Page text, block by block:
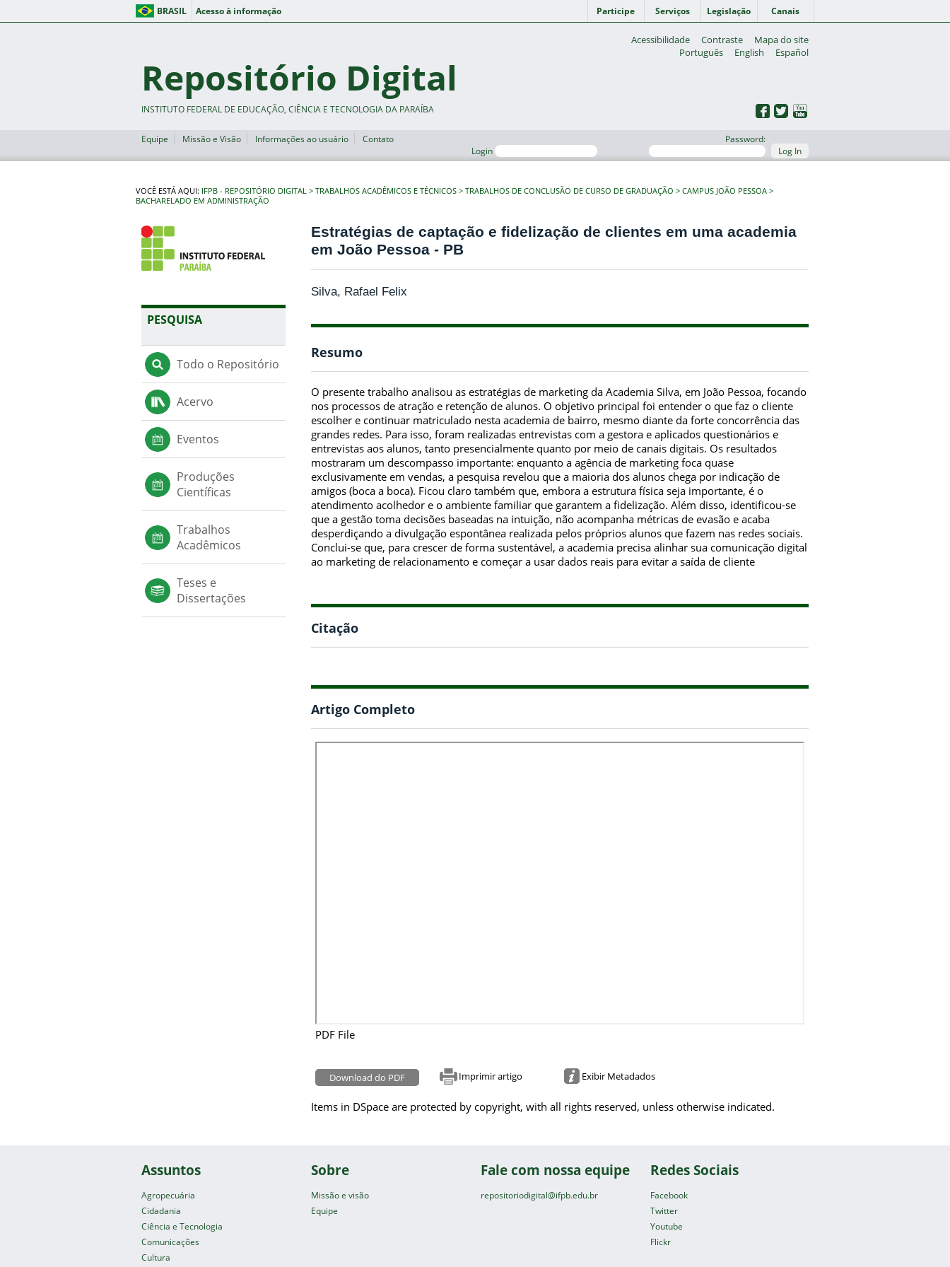
BRASIL Acesso à informação Participe Serviços Legislação Canais
Acessibilidade Contraste
Mapa do site
Português
English Español
Repositório Digital
INSTITUTO FEDERAL DE EDUCAÇÃO, CIÊNCIA E TECNOLOGIA DA PARAÍBA
Equipe Missão e Visão Informações ao usuário
Contato
Login
Password:
Log In
VOCÊ ESTÁ AQUI: IFPB - REPOSITÓRIO DIGITAL TRABALHOS ACADÊMICOS E TÉCNICOS TRABALHOS DE CONCLUSÃO DE CURSO DE GRADUAÇÃO
CAMPUS JOÃO PESSOA
BACHARELADO EM ADMINISTRAÇÃO
PESQUISA
Todo o Repositório
Acervo
Eventos
Produções
Científicas
Trabalhos
Acadêmicos
Teses e
Dissertações
Estratégias de captação e fidelização de clientes em uma academia
em João Pessoa - PB
Silva, Rafael Felix
Resumo
O presente trabalho analisou as estratégias de marketing da Academia Silva, em João Pessoa, focando
nos processos de atração e retenção de alunos. O objetivo principal foi entender o que faz o cliente
escolher e continuar matriculado nesta academia de bairro, mesmo diante da forte concorrência das
grandes redes. Para isso, foram realizadas entrevistas com a gestora e aplicados questionários e
entrevistas aos alunos, tanto presencialmente quanto por meio de canais digitais. Os resultados
mostraram um descompasso importante: enquanto a agência de marketing foca quase
exclusivamente em vendas, a pesquisa revelou que a maioria dos alunos chega por indicação de
amigos (boca a boca). Ficou claro também que, embora a estrutura física seja importante, é o
atendimento acolhedor e o ambiente familiar que garantem a fidelização. Além disso, identificou-se
que a gestão toma decisões baseadas na intuição, não acompanha métricas de evasão e acaba
desperdiçando a divulgação espontânea realizada pelos próprios alunos que fazem nas redes sociais.
Conclui-se que, para crescer de forma sustentável, a academia precisa alinhar sua comunicação digital
ao marketing de relacionamento e começar a usar dados reais para evitar a saída de cliente
Citação
Artigo Completo
PDF File
Download do PDF Imprimir artigo Exibir Metadados
Items in DSpace are protected by copyright, with all rights reserved, unless otherwise indicated.
Assuntos
Agropecuária
Cidadania
Ciência e Tecnologia
Comunicações
Cultura
Sobre
Missão e visão
Equipe
Fale com nossa equipe
repositoriodigital@ifpb.edu.br
Redes Sociais
Facebook
Twitter
Youtube
Flickr